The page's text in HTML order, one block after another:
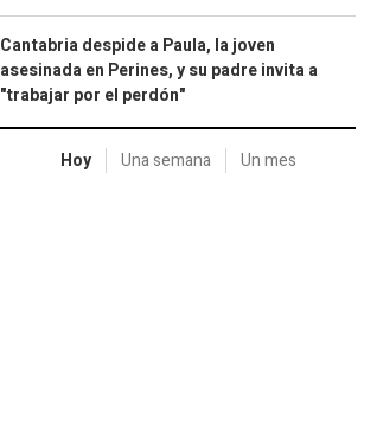
Cantabria despide a Paula, la joven
asesinada en Perines, y su padre invita a
"trabajar por el perdón"
Hoy Una semana Un mes